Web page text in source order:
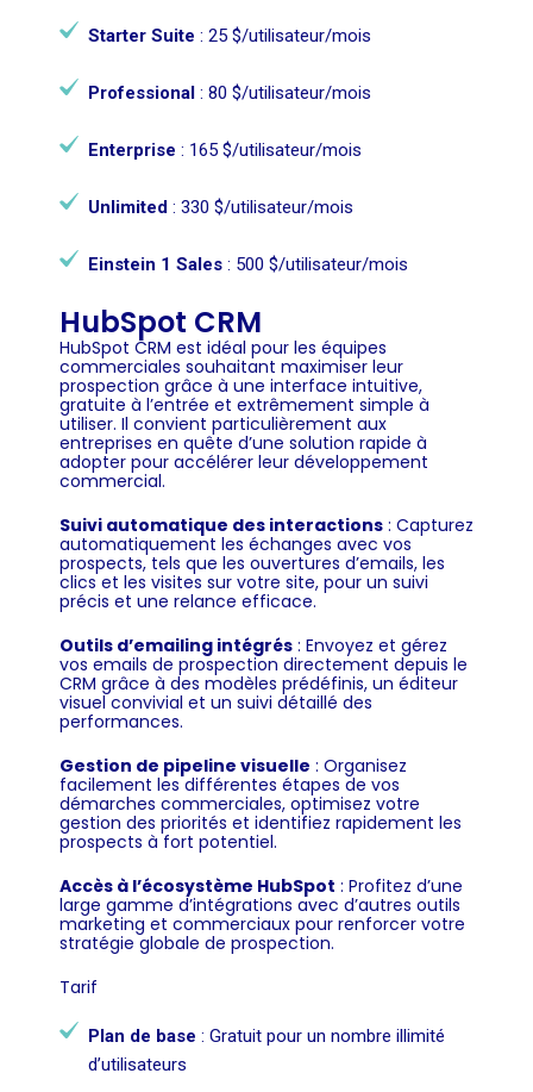
Starter Suite : 25 $/utilisateur/mois
Professional : 80 $/utilisateur/mois
Enterprise : 165 $/utilisateur/mois
Unlimited : 330 $/utilisateur/mois
Einstein 1 Sales : 500 $/utilisateur/mois
HubSpot CRM
HubSpot CRM est idéal pour les équipes
commerciales souhaitant maximiser leur
prospection grâce à une interface intuitive,
gratuite à l’entrée et extrêmement simple à
utiliser. Il convient particulièrement aux
entreprises en quête d’une solution rapide à
adopter pour accélérer leur développement
commercial.
Suivi automatique des interactions : Capturez
automatiquement les échanges avec vos
prospects, tels que les ouvertures d’emails, les
clics et les visites sur votre site, pour un suivi
précis et une relance efficace.
Outils d’emailing intégrés : Envoyez et gérez
vos emails de prospection directement depuis le
CRM grâce à des modèles prédéfinis, un éditeur
visuel convivial et un suivi détaillé des
performances.
Gestion de pipeline visuelle : Organisez
facilement les différentes étapes de vos
démarches commerciales, optimisez votre
gestion des priorités et identifiez rapidement les
prospects à fort potentiel.
Accès à l’écosystème HubSpot : Profitez d’une
large gamme d’intégrations avec d’autres outils
marketing et commerciaux pour renforcer votre
stratégie globale de prospection.
Tarif
Plan de base : Gratuit pour un nombre illimité
d’utilisateurs